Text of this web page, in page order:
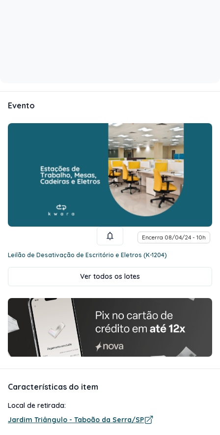
Evento
Encerra 08/04/24 - 10h
Leilão de Desativação de Escritório e Eletros (K-1204)
Ver todos os lotes
Características do item
Local de retirada:
Jardim Triângulo - Taboão da Serra/SP